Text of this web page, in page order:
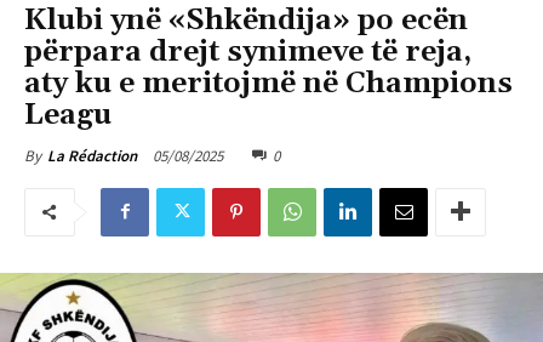
Klubi ynë «Shkëndija» po ecën
përpara drejt synimeve të reja,
aty ku e meritojmë në Champions
Leagu
By La Rédaction 05/08/2025 0